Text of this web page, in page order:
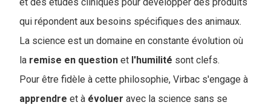
qui répondent aux besoins spécifiques des animaux.
La science est un domaine en constante évolution où
la remise en question et l'humilité sont clefs.
Pour être fidèle à cette philosophie, Virbac s'engage à
apprendre et à évoluer avec la science sans se